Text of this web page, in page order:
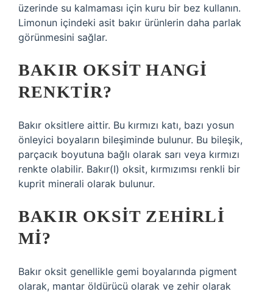
üzerinde su kalmaması için kuru bir bez kullanın.
Limonun içindeki asit bakır ürünlerin daha parlak
görünmesini sağlar.
BAKIR OKSIT HANGI
RENKTIR?
Bakır oksitlere aittir. Bu kırmızı katı, bazı yosun
önleyici boyaların bileşiminde bulunur. Bu bileşik,
parçacık boyutuna bağlı olarak sarı veya kırmızı
renkte olabilir. Bakır(I) oksit, kırmızımsı renkli bir
kuprit minerali olarak bulunur.
BAKIR OKSIT ZEHIRLI
MI?
Bakır oksit genellikle gemi boyalarında pigment
olarak, mantar öldürücü olarak ve zehir olarak